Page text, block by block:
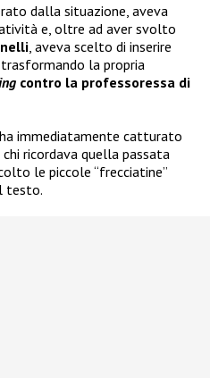
dalla situazione, aveva
e, oltre ad aver svolto
, aveva scelto di inserire
la propria
contro la professoressa di
immediatamente catturato
ricordava quella passata
le piccole “frecciatine”
testo.